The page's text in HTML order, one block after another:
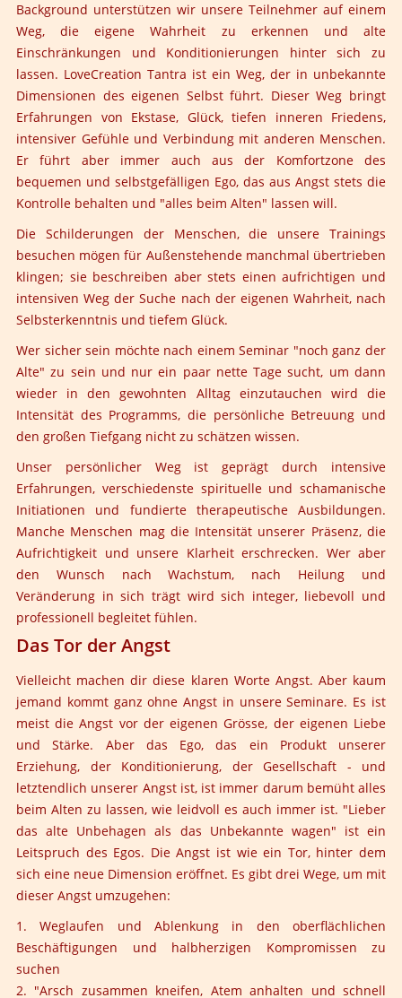
Background unterstützen wir unsere Teilnehmer auf einem
Weg, die eigene Wahrheit zu erkennen und alte
Einschränkungen und Konditionierungen hinter sich zu
lassen. LoveCreation Tantra ist ein Weg, der in unbekannte
Dimensionen des eigenen Selbst führt. Dieser Weg bringt
Erfahrungen von Ekstase, Glück, tiefen inneren Friedens,
intensiver Gefühle und Verbindung mit anderen Menschen.
Er führt aber immer auch aus der Komfortzone des
bequemen und selbstgefälligen Ego, das aus Angst stets die
Kontrolle behalten und "alles beim Alten" lassen will.
Die Schilderungen der Menschen, die unsere Trainings
besuchen mögen für Außenstehende manchmal übertrieben
klingen; sie beschreiben aber stets einen aufrichtigen und
intensiven Weg der Suche nach der eigenen Wahrheit, nach
Selbsterkenntnis und tiefem Glück.
Wer sicher sein möchte nach einem Seminar "noch ganz der
Alte" zu sein und nur ein paar nette Tage sucht, um dann
wieder in den gewohnten Alltag einzutauchen wird die
Intensität des Programms, die persönliche Betreuung und
den großen Tiefgang nicht zu schätzen wissen.
Unser persönlicher Weg ist geprägt durch intensive
Erfahrungen, verschiedenste spirituelle und schamanische
Initiationen und fundierte therapeutische Ausbildungen.
Manche Menschen mag die Intensität unserer Präsenz, die
Aufrichtigkeit und unsere Klarheit erschrecken. Wer aber
den Wunsch nach Wachstum, nach Heilung und
Veränderung in sich trägt wird sich integer, liebevoll und
professionell begleitet fühlen.
Das Tor der Angst
Vielleicht machen dir diese klaren Worte Angst. Aber kaum
jemand kommt ganz ohne Angst in unsere Seminare. Es ist
meist die Angst vor der eigenen Grösse, der eigenen Liebe
und Stärke. Aber das Ego, das ein Produkt unserer
Erziehung, der Konditionierung, der Gesellschaft - und
letztendlich unserer Angst ist, ist immer darum bemüht alles
beim Alten zu lassen, wie leidvoll es auch immer ist. "Lieber
das alte Unbehagen als das Unbekannte wagen" ist ein
Leitspruch des Egos. Die Angst ist wie ein Tor, hinter dem
sich eine neue Dimension eröffnet. Es gibt drei Wege, um mit
dieser Angst umzugehen:
1. Weglaufen und Ablenkung in den oberflächlichen
Beschäftigungen und halbherzigen Kompromissen zu
suchen
2. "Arsch zusammen kneifen, Atem anhalten und schnell